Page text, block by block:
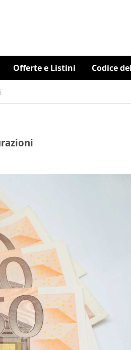
Offerte e Listini Codice